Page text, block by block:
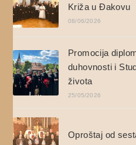
Križa u Đakovu
08/06/2026
Promocija
duhovnosti i
života
25/05/2026
Oproštaj od